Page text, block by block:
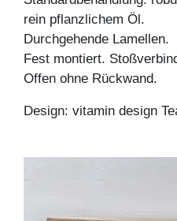
rein pflanzlichem Öl.
Durchgehende Lamellen.
Fest montiert.
Offen ohne Rückwand.
Design: vitamin design